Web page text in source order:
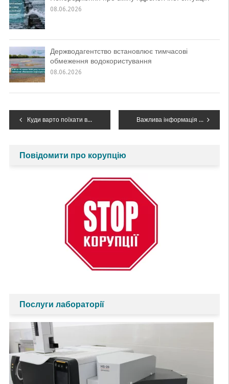
08.06.2026
Держводагентство встановлює тимчасові
обмеження водокористування
08.06.2026
Навігація
Куди варто поїхати восени на Дністер Важлива інформація для водокористувачів!
Повідомити про корупцію
Послуги лабораторії